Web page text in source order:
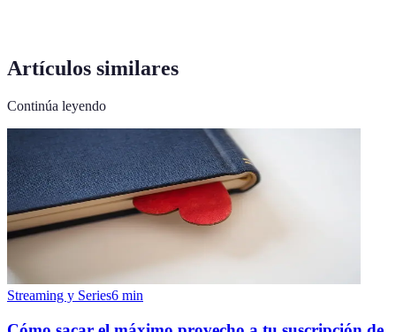
Artículos similares
Continúa leyendo
Streaming y Series6 min